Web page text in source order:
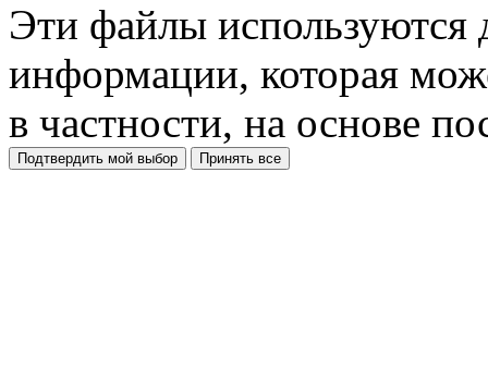
Эти файлы используются
информации, которая
в частности, на основе
Подтвердить мой выбор Принять все